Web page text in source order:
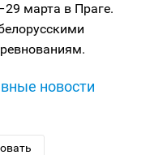
марта в Праге.
новости